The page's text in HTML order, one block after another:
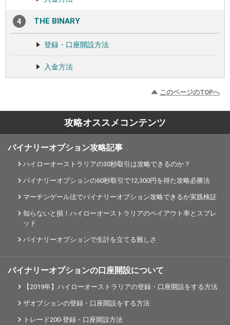
THE BINARY
登録・口座開設方法
入金方法
このページのTOPへ
攻略オススメコンテンツ
バイナリーオプション攻略記事
ハイローオーストラリアの30秒取引は攻略できるのか？
バイナリーオプションの60秒取引で12,300円を得た攻略必勝法
マーチンゲール法でバイナリーオプション攻略できるか実践検証
知らないと損！ハイローオーストラリアのペイアウト率とスプレ
ッド
バイナリーオプションで生計を立てる難しさ
バイナリーオプションの口座開設について
【2019年】ハイローオーストラリアの登録・口座開設をする方法
ザオプションの登録・口座開設をする方法
トレード200-登録・口座開設方法